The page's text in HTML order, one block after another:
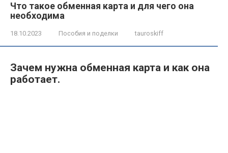
Что такое обменная карта и для чего она
необходима
18.10.2023 Пособия и поделки tauroskiff
Зачем нужна обменная карта и как она
работает.